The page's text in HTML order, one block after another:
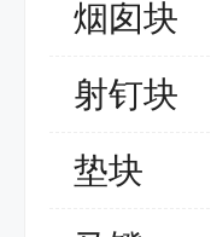
烟囱块
射钉块
垫块